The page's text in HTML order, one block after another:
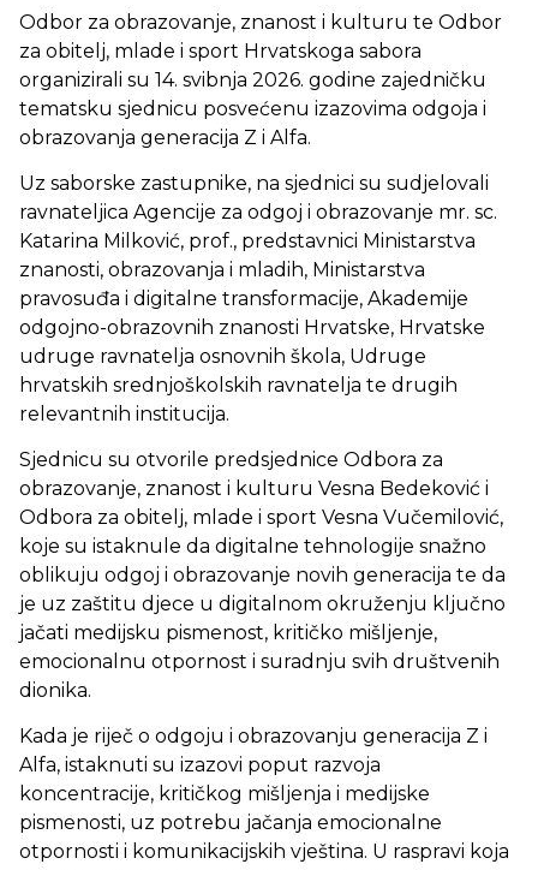
Odbor za obrazovanje, znanost i kulturu te Odbor
za obitelj, mlade i sport Hrvatskoga sabora
organizirali su 14. svibnja 2026. godine zajedničku
tematsku sjednicu posvećenu izazovima odgoja i
obrazovanja generacija Z i Alfa.
Uz saborske zastupnike, na sjednici su sudjelovali
ravnateljica Agencije za odgoj i obrazovanje mr. sc.
Katarina Milković, prof., predstavnici Ministarstva
znanosti, obrazovanja i mladih, Ministarstva
pravosuđa i digitalne transformacije, Akademije
odgojno-obrazovnih znanosti Hrvatske, Hrvatske
udruge ravnatelja osnovnih škola, Udruge
hrvatskih srednjoškolskih ravnatelja te drugih
relevantnih institucija.
Sjednicu su otvorile predsjednice Odbora za
obrazovanje, znanost i kulturu Vesna Bedeković i
Odbora za obitelj, mlade i sport Vesna Vučemilović,
koje su istaknule da digitalne tehnologije snažno
oblikuju odgoj i obrazovanje novih generacija te da
je uz zaštitu djece u digitalnom okruženju ključno
jačati medijsku pismenost, kritičko mišljenje,
emocionalnu otpornost i suradnju svih društvenih
dionika.
Kada je riječ o odgoju i obrazovanju generacija Z i
Alfa, istaknuti su izazovi poput razvoja
koncentracije, kritičkog mišljenja i medijske
pismenosti, uz potrebu jačanja emocionalne
otpornosti i komunikacijskih vještina. U raspravi koja